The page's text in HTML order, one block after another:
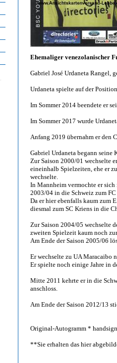
Ehemaliger venezolanischer
Gabriel José Urdaneta Rangel,
Urdaneta spielte auf der
Im Sommer 2014 beendete er
Im Sommer 2017 wurde
Anfang 2019 übernahm er den
Gabriel Urdaneta begann seine
Zur Saison 2000/01 wechselte
eineinhalb Spielzeiten, ehe er
wechselte.
In Mannheim vermochte er sich
2003/04 in die Schweiz zum
Da er hier ebenfalls kaum zum
diesmal zum SC Kriens in die
Zur Saison 2004/05 wechselte
zweiten Spielzeit kaum noch
Am Ende der Saison 2005/06
Er wechselte zu UA Maracaibo
Er spielte noch einige Jahre in
Mitte 2011 kehrte er in die
anschloss.
Am Ende der Saison 2012/13
Original-Autogramm *
**Sie erhalten das hier